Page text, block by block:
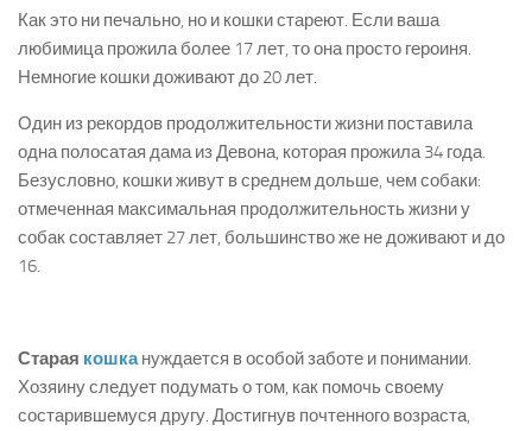
Как это ни печально, но и кошки стареют. Если ваша
любимица прожила более 17 лет, то она просто героиня.
Немногие кошки доживают до 20 лет.
Один из рекордов продолжительности жизни поставила
одна полосатая дама из Девона, которая прожила 34 года.
Безусловно, кошки живут в среднем дольше, чем собаки:
отмеченная максимальная продолжительность жизни у
собак составляет 27 лет, большинство же не доживают и до
16.
Старая кошкануждается в особой заботе и понимании.
Хозяину следует подумать о том, как помочь своему
состарившемуся другу. Достигнув почтенного возраста,